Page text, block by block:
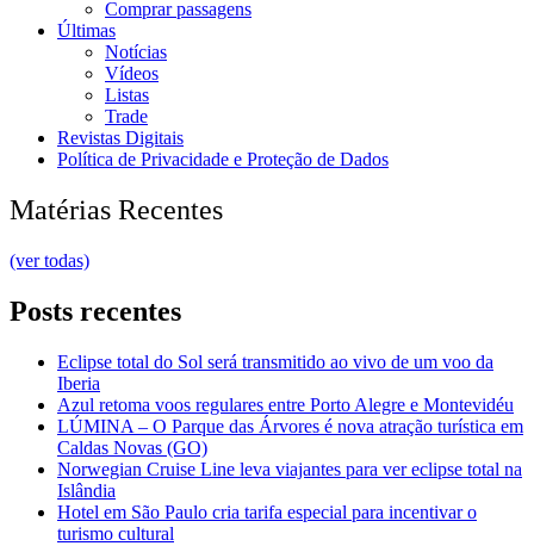
Comprar passagens
Últimas
Notícias
Vídeos
Listas
Trade
Revistas Digitais
Política de Privacidade e Proteção de Dados
Matérias Recentes
(ver todas)
Posts recentes
Eclipse total do Sol será transmitido ao vivo de um voo da
Iberia
Azul retoma voos regulares entre Porto Alegre e Montevidéu
LÚMINA – O Parque das Árvores é nova atração turística em
Caldas Novas (GO)
Norwegian Cruise Line leva viajantes para ver eclipse total na
Islândia
Hotel em São Paulo cria tarifa especial para incentivar o
turismo cultural